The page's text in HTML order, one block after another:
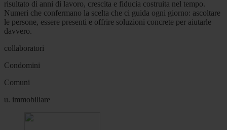
risultato di anni di lavoro, crescita e fiducia costruita nel tempo.
Numeri che confermano la scelta che ci guida ogni giorno: ascoltare
le persone, essere presenti e offrire soluzioni concrete per aiutarle
davvero.
collaboratori
Condomini
Comuni
u. immobiliare